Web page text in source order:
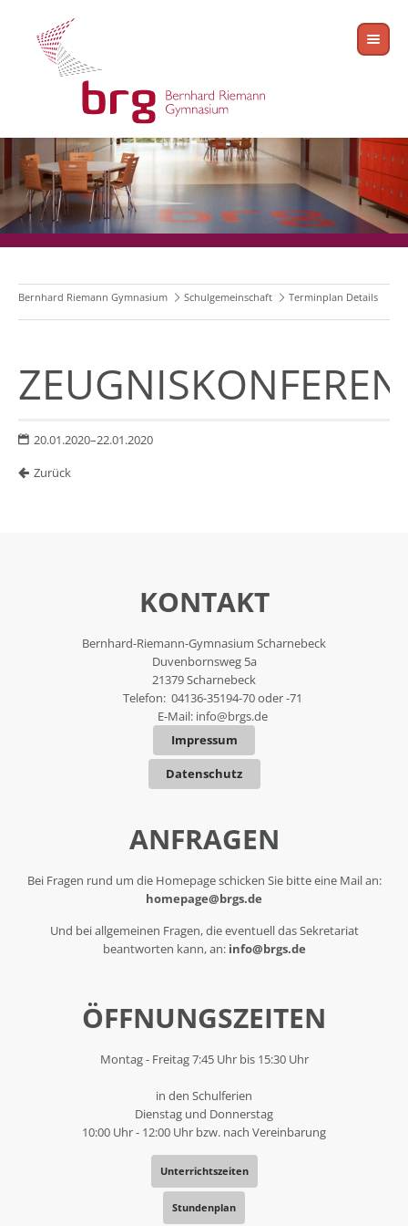
Bernhard Riemann Gymnasium Schulgemeinschaft Terminplan Details
20.01.2020–22.01.2020
Zurück
KONTAKT
Bernhard-Riemann-Gymnasium Scharnebeck
Duvenbornsweg 5a
21379 Scharnebeck
Telefon: 04136-35194-70 oder -71
E-Mail: info@brgs.de
Impressum
Datenschutz
ANFRAGEN
Bei Fragen rund um die Homepage schicken Sie bitte eine Mail an:
homepage@brgs.de
Und bei allgemeinen Fragen, die eventuell das Sekretariat
beantworten kann, an: info@brgs.de
ÖFFNUNGSZEITEN
Montag - Freitag 7:45 Uhr bis 15:30 Uhr
in den Schulferien
Dienstag und Donnerstag
10:00 Uhr - 12:00 Uhr bzw. nach Vereinbarung
Unterrichtszeiten
Stundenplan